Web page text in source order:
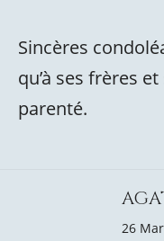
Sincères
qu’à ses frères
parenté.
26